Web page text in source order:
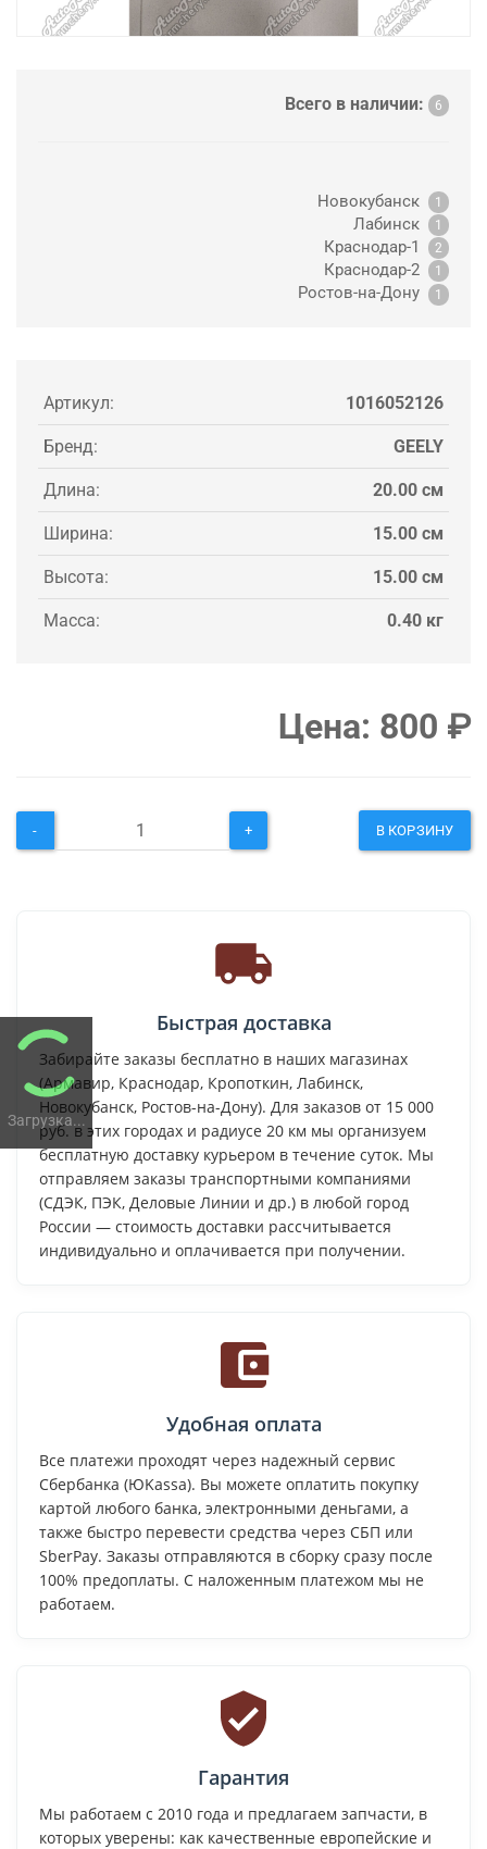
Загрузка...
Всего в наличии: 6
Новокубанск 1
Лабинск 1
Краснодар-1 2
Краснодар-2 1
Ростов-на-Дону 1
Артикул: 1016052126
Бренд: GEELY
Длина: 20.00 см
Ширина: 15.00 см
Высота: 15.00 см
Масса: 0.40 кг
Цена: 800 ₽
- + В КОРЗИНУ
Быстрая доставка
Забирайте заказы бесплатно в наших магазинах
(Армавир, Краснодар, Кропоткин, Лабинск,
Новокубанск, Ростов-на-Дону). Для заказов от 15 000
руб. в этих городах и радиусе 20 км мы организуем
бесплатную доставку курьером в течение суток. Мы
отправляем заказы транспортными компаниями
(СДЭК, ПЭК, Деловые Линии и др.) в любой город
России — стоимость доставки рассчитывается
индивидуально и оплачивается при получении.
Удобная оплата
Все платежи проходят через надежный сервис
Сбербанка (ЮKassa). Вы можете оплатить покупку
картой любого банка, электронными деньгами, а
также быстро перевести средства через СБП или
SberPay. Заказы отправляются в сборку сразу после
100% предоплаты. С наложенным платежом мы не
работаем.
Гарантия
Мы работаем с 2010 года и предлагаем запчасти, в
которых уверены: как качественные европейские и